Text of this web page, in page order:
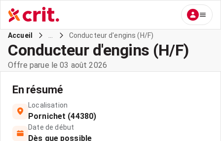
Accueil Conducteur d'engins (H/F)
Conducteur d'engins (H/F)
Offre parue le 03 août 2026
En résumé
Localisation
Pornichet (44380)
Date de début
Dès que possible